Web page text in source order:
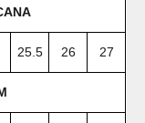
25.5 26 27